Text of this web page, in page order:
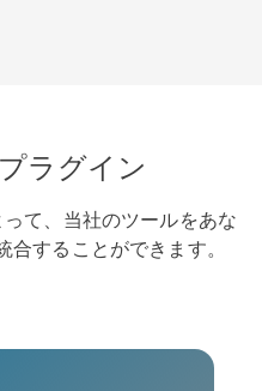
ラグイン
て、当社のツールをあな
することができます。